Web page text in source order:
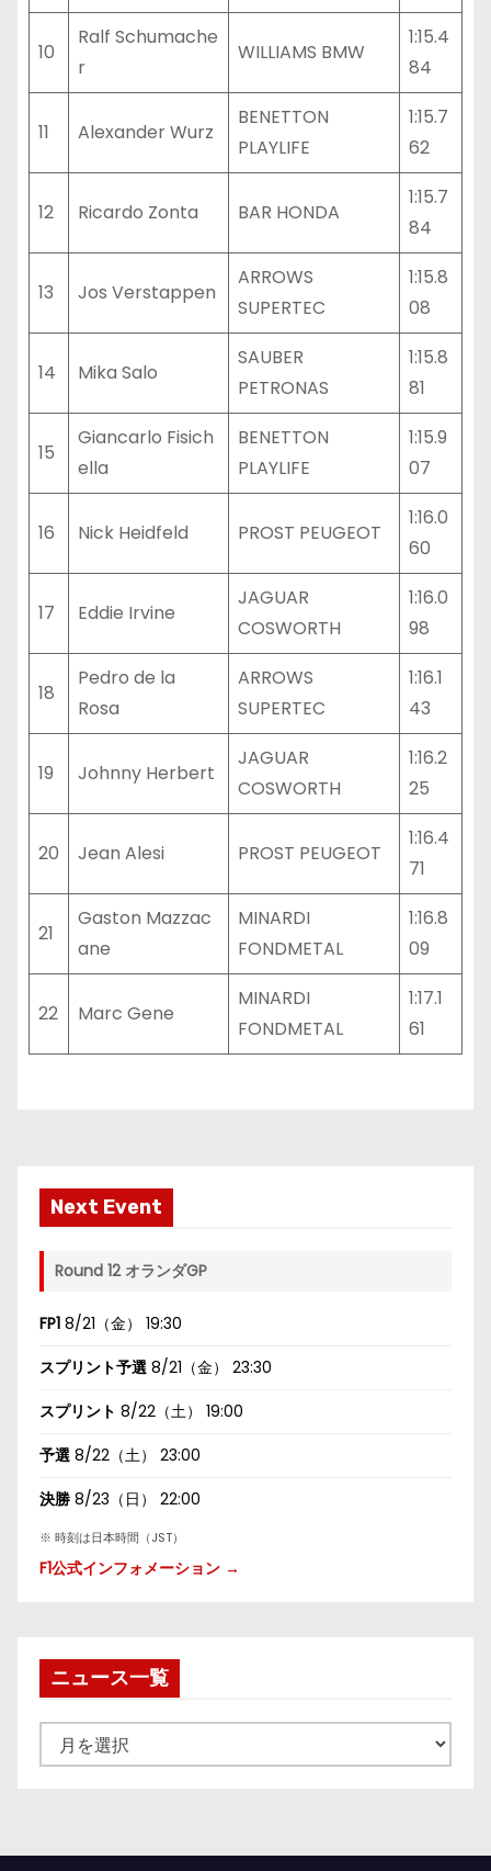
10
Ralf Schumache
r
WILLIAMS BMW
1:15.4
84
11 Alexander Wurz
BENETTON
PLAYLIFE
1:15.7
62
12 Ricardo Zonta BAR HONDA
1:15.7
84
13 Jos Verstappen
ARROWS
SUPERTEC
1:15.8
08
14 Mika Salo
SAUBER
PETRONAS
1:15.8
81
15
Giancarlo Fisich
ella
BENETTON
PLAYLIFE
1:15.9
07
16 Nick Heidfeld PROST PEUGEOT
1:16.0
60
17 Eddie Irvine
JAGUAR
COSWORTH
1:16.0
98
18
Pedro de la
Rosa
ARROWS
SUPERTEC
1:16.1
43
19 Johnny Herbert
JAGUAR
COSWORTH
1:16.2
25
20 Jean Alesi PROST PEUGEOT
1:16.4
71
21
Gaston Mazzac
ane
MINARDI
FONDMETAL
1:16.8
09
22 Marc Gene
MINARDI
FONDMETAL
1:17.1
61
Next Event
Round 12 オランダGP
FP1 8/21（金） 19:30
スプリント予選 8/21（金） 23:30
スプリント 8/22（土） 19:00
予選 8/22（土） 23:00
決勝 8/23（日） 22:00
※ 時刻は日本時間（JST）
F1公式インフォメーション →
ニュース一覧
ュ
一